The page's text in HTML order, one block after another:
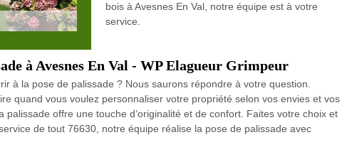
bois à Avesnes En Val, notre équipe est à votre
service.
à Avesnes En Val - WP Elagueur Grimpeur
à la pose de palissade ? Nous saurons répondre à votre question.
quand vous voulez personnaliser votre propriété selon vos envies et vos
palissade offre une touche d’originalité et de confort. Faites votre choix et
de tout 76630, notre équipe réalise la pose de palissade avec